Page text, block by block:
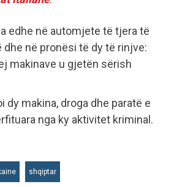
edhe në automjete të tjera të
dhe në pronësi të dy të rinjve:
makinave u gjetën sërish
dy makina, droga dhe paratë e
nga ky aktivitet kriminal.
shqiptar